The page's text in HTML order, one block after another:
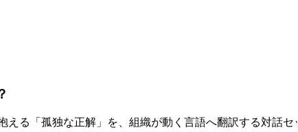
える「孤独な正解」を、組織が動く言語へ翻訳する対話